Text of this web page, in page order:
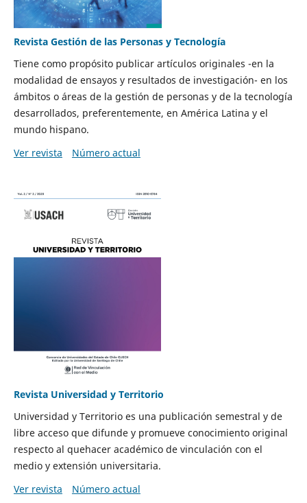
Revista Gestión de las Personas y Tecnología
Tiene como propósito publicar artículos originales -en la
modalidad de ensayos y resultados de investigación- en los
ámbitos o áreas de la gestión de personas y de la tecnología
desarrollados, preferentemente, en América Latina y el
mundo hispano.
Ver revista
Número actual
Revista Universidad y Territorio
Universidad y Territorio es una publicación semestral y de
libre acceso que difunde y promueve conocimiento original
respecto al quehacer académico de vinculación con el
medio y extensión universitaria.
Ver revista
Número actual